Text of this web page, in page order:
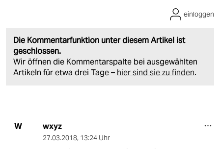
Die Kommentarfunktion unter diesem Artikel ist
geschlossen.
Wir öffnen die Kommentarspalte bei ausgewählten
Artikeln für etwa drei Tage – hier sind sie zu finden.
einloggen
W wxyz
27.03.2018, 13:24 Uhr